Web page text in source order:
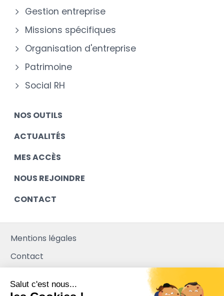
Gestion entreprise
Missions spécifiques
Organisation d'entreprise
Patrimoine
Social RH
NOS OUTILS
ACTUALITÉS
MES ACCÈS
NOUS REJOINDRE
CONTACT
Mentions légales
Contact
Mediapilote
Salut c'est nous...